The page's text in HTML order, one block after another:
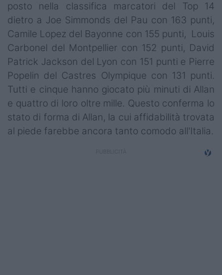
posto nella classifica marcatori del Top 14
dietro a Joe Simmonds del Pau con 163 punti,
Camile Lopez del Bayonne con 155 punti, Louis
Carbonel del Montpellier con 152 punti, David
Patrick Jackson del Lyon con 151 punti e Pierre
Popelin del Castres Olympique con 131 punti.
Tutti e cinque hanno giocato più minuti di Allan
e quattro di loro oltre mille. Questo conferma lo
stato di forma di Allan, la cui affidabilità trovata
al piede farebbe ancora tanto comodo all'Italia.